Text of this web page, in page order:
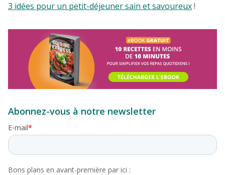
3 idées pour un petit-déjeuner sain et savoureux!
Abonnez-vous à notre newsletter